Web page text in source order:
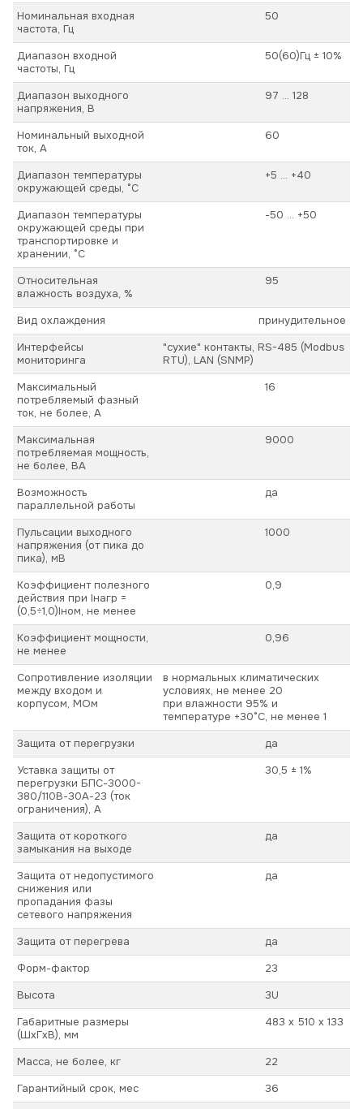
Номинальная входная
частота, Гц
50
Диапазон входной
частоты, Гц
50(60)Гц ± 10%
Диапазон выходного
напряжения, В
97 ... 128
Номинальный выходной
ток, А
60
Диапазон температуры
окружающей среды, °С
+5 ... +40
Диапазон температуры
окружающей среды при
транспортировке и
хранении, °С
-50 ... +50
Относительная
влажность воздуха, %
95
Вид охлаждения
принудительное
Интерфейсы
мониторинга
"сухие" контакты, RS-485 (Modbus
RTU), LAN (SNMP)
Максимальный
потребляемый фазный
ток, не более, А
16
Максимальная
потребляемая мощность,
не более, ВА
9000
Возможность
параллельной работы
да
Пульсации выходного
напряжения (от пика до
пика), мВ
1000
Коэффициент полезного
действия при Iнагр =
(0,5÷1,0)Iном, не менее
0,9
Коэффициент мощности,
не менее
0,96
Сопротивление изоляции
между входом и
корпусом, МОм
в нормальных климатических
условиях, не менее 20
при влажности 95% и
температуре +30°С, не менее 1
Защита от перегрузки
да
Уставка защиты от
перегрузки БПС-3000-
380/110В-30А-23 (ток
ограничения), А
30,5 ± 1%
Защита от короткого
замыкания на выходе
да
Защита от недопустимого
снижения или
пропадания фазы
сетевого напряжения
да
Защита от перегрева
да
Форм-фактор
23
Высота
3U
Габаритные размеры
(ШхГхВ), мм
483 х 510 х 133
Масса, не более, кг
22
Гарантийный срок, мес
36